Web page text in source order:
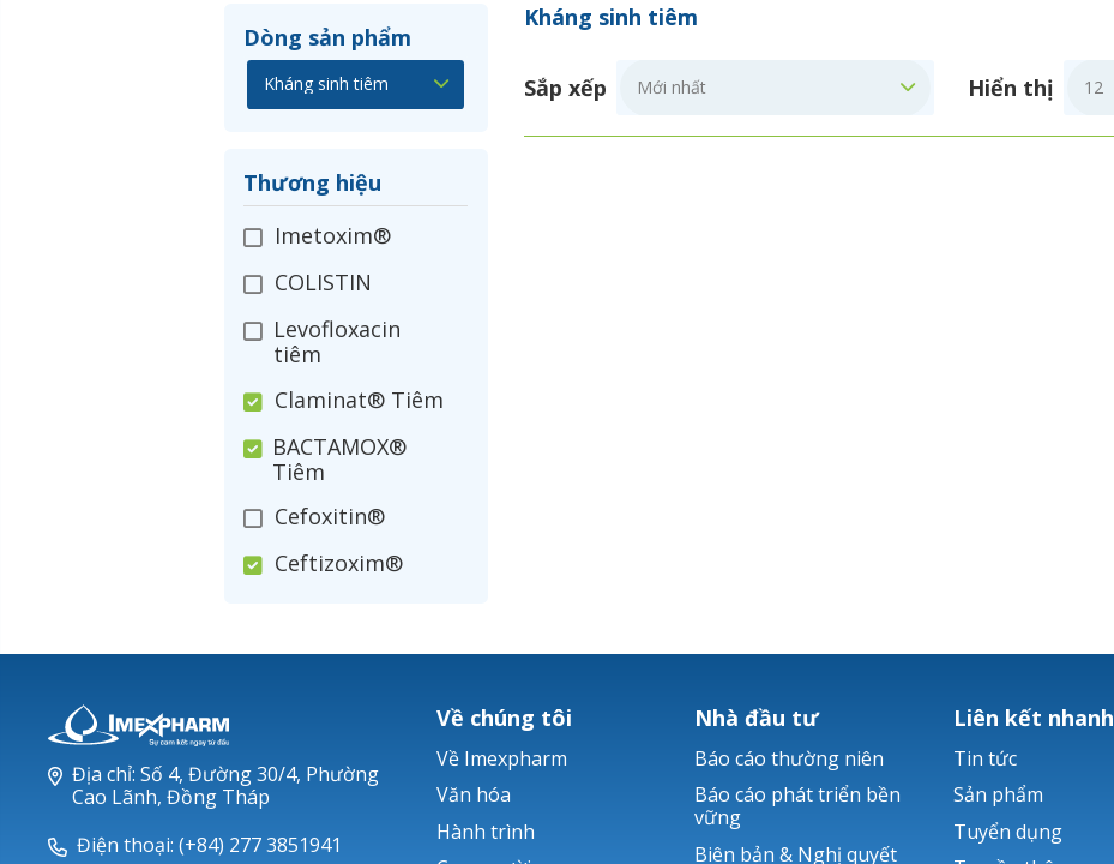
Dòng sản phẩm
Thương hiệu
Imetoxim®
COLISTIN
Levofloxacin
tiêm
Claminat® Tiêm
BACTAMOX®
Tiêm
Cefoxitin®
Ceftizoxim®
Nerusyn®
Ticarlinat®
Zobacta®
Kháng sinh tiêm
Sắp xếp Hiển thị
Địa chỉ: Số 4, Đường 30/4, Phường
Cao Lãnh, Đồng Tháp
Điện thoại: (+84) 277 3851941
Về chúng tôi
Về Imexpharm
Văn hóa
Hành trình
Nhà đầu tư
Báo cáo thường niên
Báo cáo phát triển bền
vững
Biên bản & Nghị quyết
Liên kết nhanh
Tin tức
Sản phẩm
Tuyển dụng